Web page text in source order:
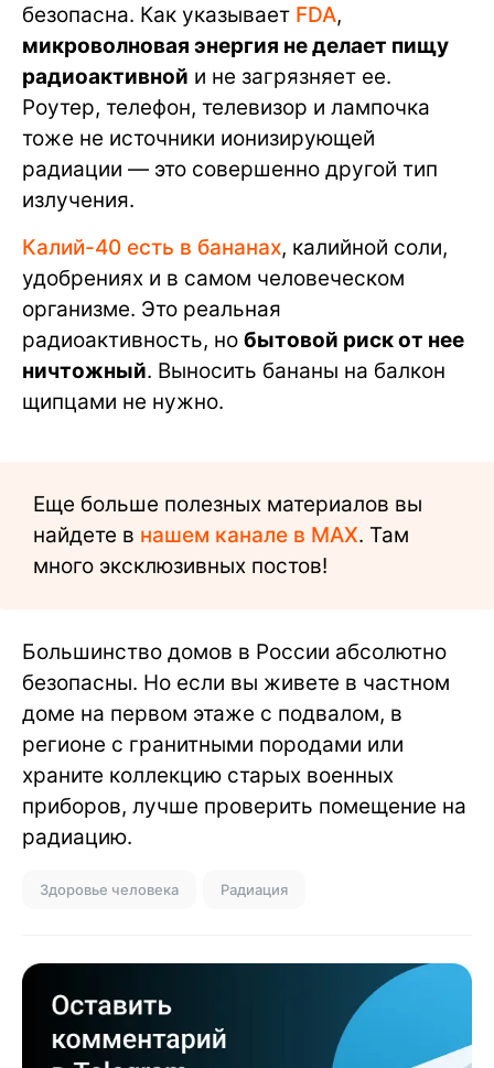
безопасна. Как указывает FDA,
микроволновая энергия не делает пищу
радиоактивной и не загрязняет ее.
Роутер, телефон, телевизор и лампочка
тоже не источники ионизирующей
радиации — это совершенно другой тип
излучения.
Калий-40 есть в бананах, калийной соли,
удобрениях и в самом человеческом
организме. Это реальная
радиоактивность, но бытовой риск от нее
ничтожный. Выносить бананы на балкон
щипцами не нужно.
Еще больше полезных материалов вы
найдете в нашем канале в MAX. Там
много эксклюзивных постов!
Большинство домов в России абсолютно
безопасны. Но если вы живете в частном
доме на первом этаже с подвалом, в
регионе с гранитными породами или
храните коллекцию старых военных
приборов, лучше проверить помещение на
радиацию.
Здоровье человека Радиация